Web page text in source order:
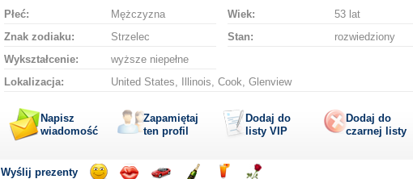
Płeć: Mężczyzna Wiek:
53 lat
Znak zodiaku:
Strzelec Stan:
rozwiedziony
Wykształcenie:
wyższe niepełne
Lokalizacja:
United States, Illinois, Cook, Glenview
Napisz
wiadomość
Zapamiętaj
ten profil
Dodaj do
listy VIP
Dodaj do
czarnej listy
Wyślij prezenty